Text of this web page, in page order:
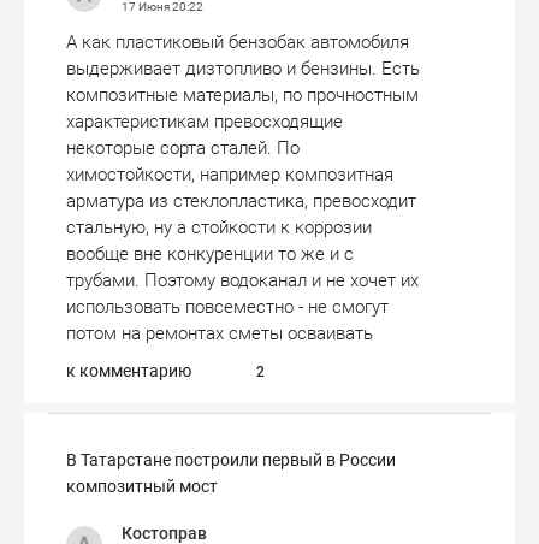
17 Июня20:22
А как пластиковый бензобак автомобиля
выдерживает дизтопливо и бензины. Есть
композитные материалы, по прочностным
характеристикам превосходящие
некоторые сорта сталей. По
химостойкости, например композитная
арматура из стеклопластика, превосходит
стальную, ну а стойкости к коррозии
вообще вне конкуренции то же и с
трубами. Поэтому водоканал и не хочет их
использовать повсеместно - не смогут
потом на ремонтах сметы осваивать
к комментарию 2
В Татарстане построили первый в России
композитный мост
Костоправ